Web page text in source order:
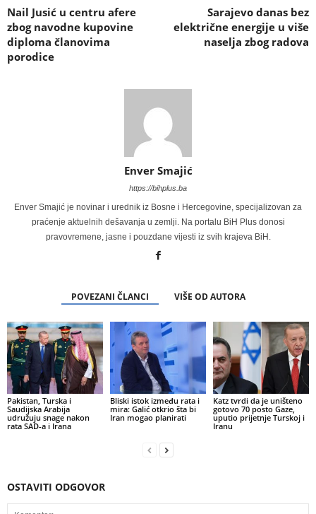
Nail Jusić u centru afere
zbog navodne kupovine
diploma članovima
porodice
Sarajevo danas bez
električne energije u više
naselja zbog radova
Enver Smajić
https://bihplus.ba
Enver Smajić je novinar i urednik iz Bosne i Hercegovine, specijalizovan za
praćenje aktuelnih dešavanja u zemlji. Na portalu BiH Plus donosi
pravovremene, jasne i pouzdane vijesti iz svih krajeva BiH.
POVEZANI ČLANCI VIŠE OD AUTORA
Pakistan, Turska i
Saudijska Arabija
udružuju snage nakon
rata SAD-a i Irana
Bliski istok između rata i
mira: Galić otkrio šta bi
Iran mogao planirati
Katz tvrdi da je uništeno
gotovo 70 posto Gaze,
uputio prijetnje Turskoj i
Iranu
OSTAVITI ODGOVOR